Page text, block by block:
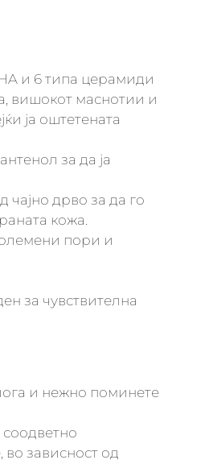
и 6 типа церамиди
вишокот маснотии и
ја оштетената
за да ја
чајно дрво за да го
кожа.
пори и
за чувствителна
и нежно поминете
зависност од